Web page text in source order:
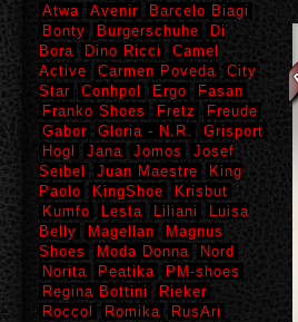
Atwa
Avenir
Barcelo Biagi
Bonty
Burgerschuhe
Di
Bora
Dino Ricci
Camel
Active
Carmen Poveda
City
Star
Conhpol Ergo
Fasan
Franko Shoes
Fretz
Freude
Gabor
Gloria - N.R.
Grisport
Hogl
Jana Jomos
Josef
Seibel
Juan Maestre
King
Paolo
KingShoe
Krisbut
Kumfo
Lesta Liliani
Luisa
Belly
Magellan
Magnus
Shoes
Moda Donna
Nord
Norita
Peatika
PM-shoes
Regina Bottini
Rieker
Roccol
Romika
RusAri